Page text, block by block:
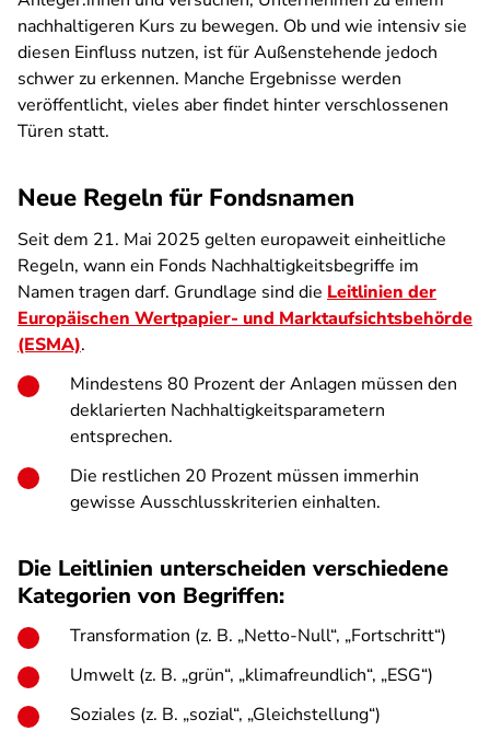
nachhaltigeren Kurs zu bewegen. Ob und wie intensiv sie
diesen Einfluss nutzen, ist für Außenstehende jedoch
schwer zu erkennen. Manche Ergebnisse werden
veröffentlicht, vieles aber findet hinter verschlossenen
Türen statt.
Neue Regeln für Fondsnamen
Seit dem 21. Mai 2025 gelten europaweit einheitliche
Regeln, wann ein Fonds Nachhaltigkeitsbegriffe im
Namen tragen darf. Grundlage sind die Leitlinien der
Europäischen Wertpapier- und Marktaufsichtsbehörde
(ESMA).
Mindestens 80 Prozent der Anlagen müssen den
deklarierten Nachhaltigkeitsparametern
entsprechen.
Die restlichen 20 Prozent müssen immerhin
gewisse Ausschlusskriterien einhalten.
Die Leitlinien unterscheiden verschiedene
Kategorien von Begriffen:
Transformation (z. B. „Netto-Null“, „Fortschritt“)
Umwelt (z. B. „grün“, „klimafreundlich“, „ESG“)
Soziales (z. B. „sozial“, „Gleichstellung“)